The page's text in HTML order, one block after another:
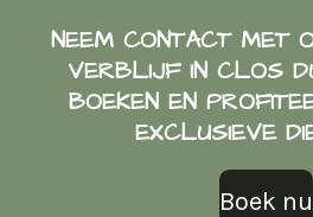
NEEM CONTACT MET
VERBLIJF IN CLOS
BOEKEN EN
EXCLUSIEVE
Boek nu